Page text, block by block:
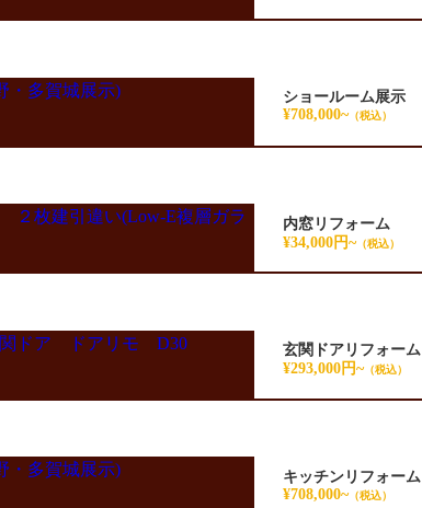
ショールーム展示
¥708,000~（税込）
内窓リフォーム
¥34,000円~（税込）
玄関ドアリフォーム
¥293,000円~（税込）
キッチンリフォーム
¥708,000~（税込）